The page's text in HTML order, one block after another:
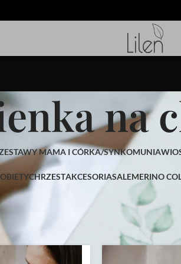
na
MAMA I CÓRKA/SYNKOMUNIA
CHRZESTAKCESORIASALEMERINO